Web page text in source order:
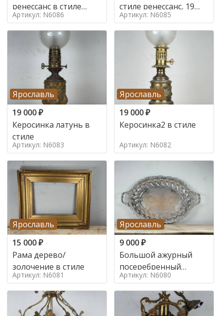
ренессанс в стиле
ренессанс,
Артикул: N6086
стиле ренессанс, 19
век
Артикул: N6085
Ярославль
19 000₽
Керосинка латунь в
стиле
Артикул: N6083
Ярославль
19 000₽
Керосинка2 в стиле
Артикул: N6082
Ярославль
15 000₽
Рама дерево/
золочение в стиле
Артикул: N6081
Ярославль
9 000₽
Большой ажурный
посеребренный
поднос в стиле
Артикул: N6080